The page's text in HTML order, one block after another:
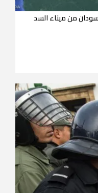
من ميناء السد